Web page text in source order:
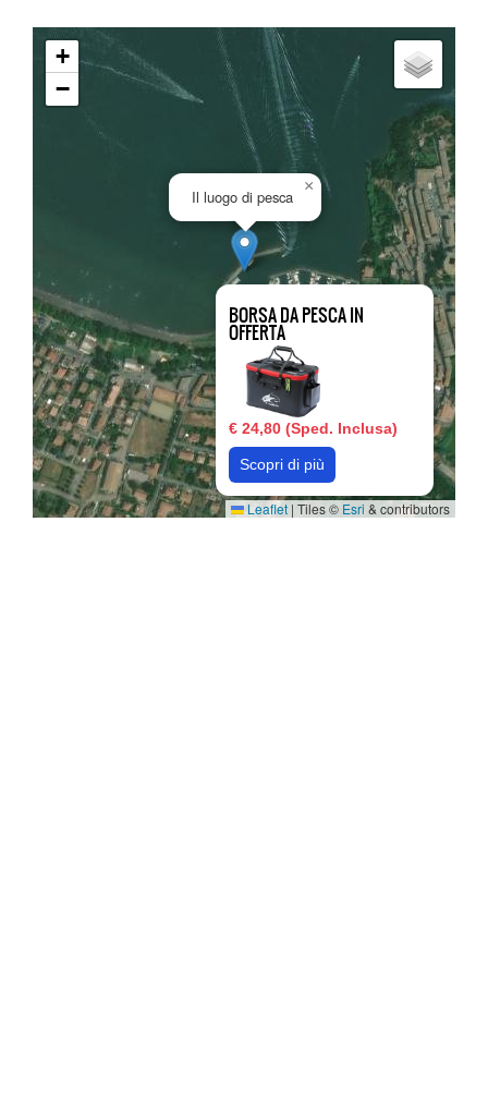
BORSA DA PESCA IN
OFFERTA
€ 24,80 (Sped. Inclusa)
Scopri di più
Il luogo di pesca
×
+
−
Leaflet | Tiles © Esri & contributors